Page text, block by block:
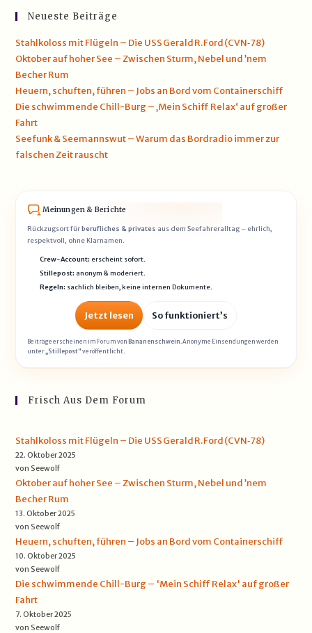
Neueste Beiträge
Stahlkoloss mit Flügeln – Die USS Gerald R. Ford (CVN‑78)
Oktober auf hoher See – Zwischen Sturm, Nebel und ’nem
Becher Rum
Heuern, schuften, führen – Jobs an Bord vom Containerschiff
Die schwimmende Chill-Burg – ‚Mein Schiff Relax‘ auf großer
Fahrt
Seefunk & Seemannswut – Warum das Bordradio immer zur
falschen Zeit rauscht
Meinungen & Berichte
Rückzugsort fürberufliches & privates aus dem Seefahreralltag – ehrlich,
respektvoll, ohne Klarnamen.
Crew-Account:erscheint sofort.
Stillepost: anonym & moderiert.
Regeln: sachlich bleiben, keine internen Dokumente.
Jetzt lesen So funktioniert’s
Beiträge erscheinen im Forum von Bananenschwein . Anonyme Einsendungen werden
unter „Stillepost“veröffentlicht.
Frisch Aus Dem Forum
Stahlkoloss mit Flügeln – Die USS Gerald R. Ford (CVN‑78)
22. Oktober 2025
von Seewolf
Oktober auf hoher See – Zwischen Sturm, Nebel und ’nem
Becher Rum
13. Oktober 2025
von Seewolf
Heuern, schuften, führen – Jobs an Bord vom Containerschiff
10. Oktober 2025
von Seewolf
Die schwimmende Chill-Burg – 'Mein Schiff Relax' auf großer
Fahrt
7. Oktober 2025
von Seewolf